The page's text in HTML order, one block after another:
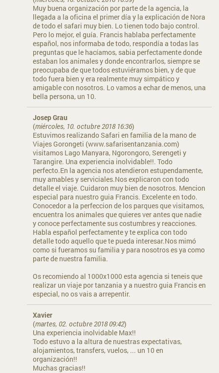
Muy buena organización por parte de la agencia, la
llegada a la oficina el primer día y la explicación de Nora
de todo el safari muy bien. Lo tienen todo bajo control.
Pero lo mejor, el guía. Francis hablaba perfectamente
español, nos informaba de todo, respondía a todas las
preguntas que le hacíamos, sabia perfectamente donde
estaban los animales y donde encontrarlos, siempre se
preocupaba de que todos estuviéramos bien, y de que
todo fuera bien y era realmente muy simpático y
amigable con nosotros. Lo vamos a echar de menos, una
bella persona, un 10.
Josep Grau
(miércoles, 10. octubre 2018 16:36)
Estuvimos realizando Safari en familia de la mano de
Viajes Gorongeti (www.safarisentanzania.com)
visitamos Lago Manyara, Ngorongoro, Serengeti y
Tarangire. Una experiencia inolvidable!!. Todo
perfecto.En la agencia nos atendieron estupendamente,
muy amables y serviciales.Nos explicaron con todo
detalle el viaje. Cuidaron muy bien de nosotros. Mencion
especial para nuestro guia Francis. Excelente en todo.
Conocedor a la perfeccion de los parques que visitamos,
encuentra los animales que quieres ver antes que nadie
y conoce perfectamente sus costumbres y reacciones.
Habla español perfectamente y te explica con todo
detalle todo aquello que te pueda interesar.Nos mimó
como si fueramos su familia y para nosotros es ya como
parte de nuestra familia.
Os recomiendo al 1000x1000 esta agencia si teneis que
realizar un viaje por tanzania y a nuestro guia Francis en
especial, no os vais a arrepentir.
Xavier
(martes, 02. octubre 2018 09:42)
Una experiencia inolvidable Max!!
Todo estuvo a la altura de nuestras expectativas,
alojamientos, transfers, vuelos, ... un 10 en
organización!!
Muchas gracias!!